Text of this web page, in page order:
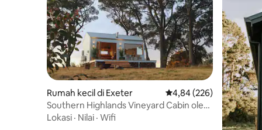
Rumah kecil di Exeter Nilai rata-rata 4,84 dari
4,84 (226)
Southern Highlands Vineyard Cabin oleh
Outpost
Lokasi · Nilai · Wifi